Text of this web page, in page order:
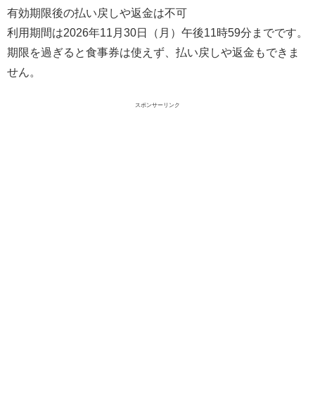
有効期限後の払い戻しや返金は不可
利用期間は2026年11月30日（月）午後11時59分までです。
期限を過ぎると食事券は使えず、払い戻しや返金もできま
せん。
スポンサーリンク